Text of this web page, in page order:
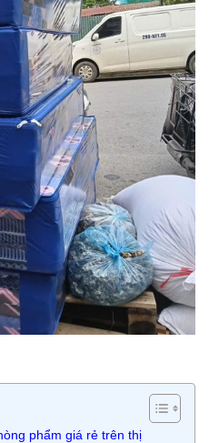
phẩm giá rẻ trên thị